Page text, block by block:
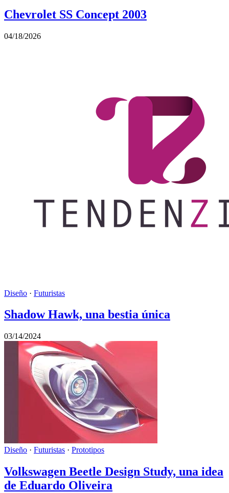
Chevrolet SS Concept 2003
04/18/2026
Diseño · Futuristas
Shadow Hawk, una bestia única
03/14/2024
Diseño · Futuristas · Prototipos
Volkswagen Beetle Design Study, una idea
de Eduardo Oliveira